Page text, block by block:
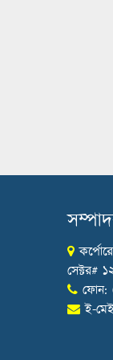
সেক্টর#
ফোন:
ই-